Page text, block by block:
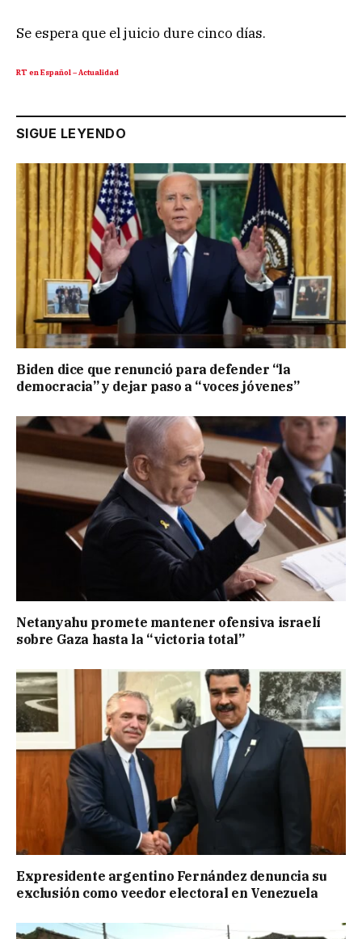
Se espera que el juicio dure cinco días.
RT en Español – Actualidad
SIGUE LEYENDO
Biden dice que renunció para defender “la
democracia” y dejar paso a “voces jóvenes”
Netanyahu promete mantener ofensiva israelí
sobre Gaza hasta la “victoria total”
Expresidente argentino Fernández denuncia su
exclusión como veedor electoral en Venezuela